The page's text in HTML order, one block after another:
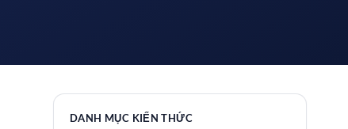
DANH MỤC KIẾN THỨC